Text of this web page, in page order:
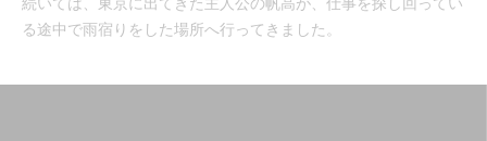
る途中で雨宿りをした場所へ行ってきました。